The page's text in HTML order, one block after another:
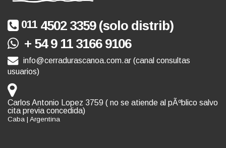
011 4502 3359 (solo distrib)
+ 54 9 11 3166 9106
info@cerradurascanoa.com.ar (canal consultas
usuarios)
Carlos Antonio Lopez 3759 ( no se atiende al pÃºblico salvo
cita previa concedida)
Caba | Argentina